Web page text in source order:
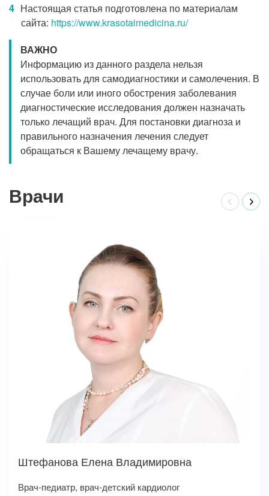
Настоящая статья подготовлена по материалам
сайта: https://www.krasotaimedicina.ru/
ВАЖНО
Информацию из данного раздела нельзя
использовать для самодиагностики и самолечения. В
случае боли или иного обострения заболевания
диагностические исследования должен назначать
только лечащий врач. Для постановки диагноза и
правильного назначения лечения следует
обращаться к Вашему лечащему врачу.
Врачи
Штефанова Елена Владимировна
Врач-педиатр, врач-детский кардиолог